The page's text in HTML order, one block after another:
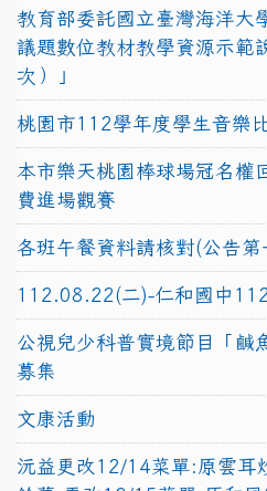
教育部委託國立臺灣海洋大
議題數位教材教學資源示範
次）」
桃園市112學年度學生音樂
本市樂天桃園棒球場冠名權
費進場觀賽
各班午餐資料請核對(公告
112.08.22(二)-仁和國中
公視兒少科普實境節目「鹹
募集
文康活動
沅益更改12/14菜單:原雲耳